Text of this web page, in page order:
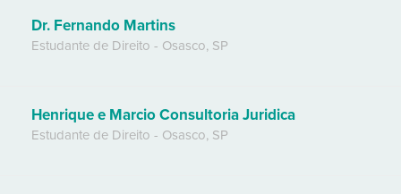
Dr. Fernando Martins
Estudante de Direito - Osasco, SP
Henrique e Marcio Consultoria Juridica
Estudante de Direito - Osasco, SP